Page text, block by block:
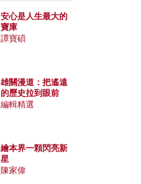
安心是人生最大的
寶庫
譚寶碩
雄關漫道：把遙遠
的歷史拉到眼前
編輯精選
繪本界一顆閃亮新
星
陳家偉